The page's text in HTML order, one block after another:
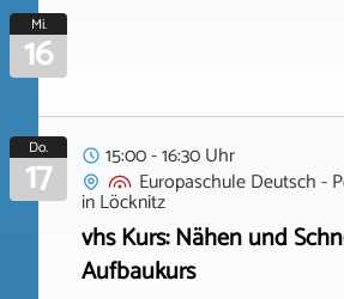
Mi.
16
Do.
17
15:00 - 16:30 Uhr
Europaschule Deutsch -
inLöcknitz
vhs Kurs: Nähen und
Aufbaukurs